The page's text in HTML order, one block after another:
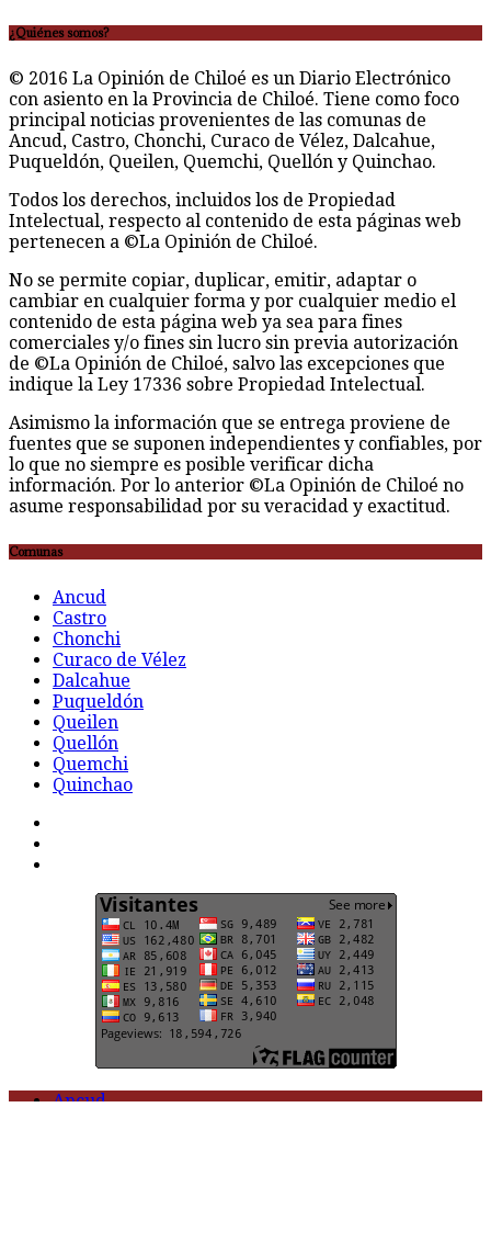
¿Quiénes somos?
© 2016 La Opinión de Chiloé es un Diario Electrónico
con asiento en la Provincia de Chiloé. Tiene como foco
principal noticias provenientes de las comunas de
Ancud, Castro, Chonchi, Curaco de Vélez, Dalcahue,
Puqueldón, Queilen, Quemchi, Quellón y Quinchao.
Todos los derechos, incluidos los de Propiedad
Intelectual, respecto al contenido de esta páginas web
pertenecen a ©La Opinión de Chiloé.
No se permite copiar, duplicar, emitir, adaptar o
cambiar en cualquier forma y por cualquier medio el
contenido de esta página web ya sea para fines
comerciales y/o fines sin lucro sin previa autorización
de ©La Opinión de Chiloé, salvo las excepciones que
indique la Ley 17336 sobre Propiedad Intelectual.
Asimismo la información que se entrega proviene de
fuentes que se suponen independientes y confiables, por
lo que no siempre es posible verificar dicha
información. Por lo anterior ©La Opinión de Chiloé no
asume responsabilidad por su veracidad y exactitud.
Comunas
Ancud
Castro
Chonchi
Curaco de Vélez
Dalcahue
Puqueldón
Queilen
Quellón
Quemchi
Quinchao
Ancud